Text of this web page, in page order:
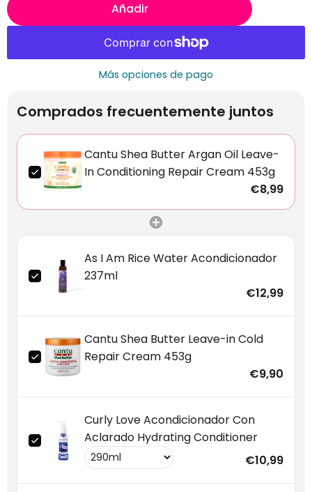
Añadir
Más opciones de pago
Comprados frecuentemente juntos
Cantu Shea Butter Argan Oil Leave-
In Conditioning Repair Cream 453g
€8,99
As I Am Rice Water Acondicionador
237ml
€12,99
Cantu Shea Butter Leave-in Cold
Repair Cream 453g
€9,90
Curly Love Acondicionador Con
Aclarado Hydrating Conditioner
€10,99